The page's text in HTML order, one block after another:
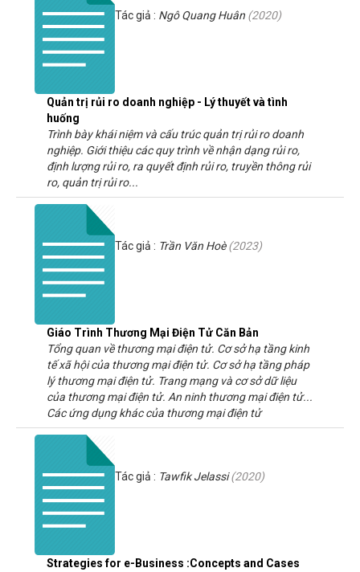
Quản trị rủi ro doanh nghiệp - Lý thuyết và tình
huống
Tác giả : Ngô Quang Huân (2020)
Trình bày khái niệm và cấu trúc quản trị rủi ro doanh
nghiệp. Giới thiệu các quy trình về nhận dạng rủi ro,
định lượng rủi ro, ra quyết định rủi ro, truyền thông rủi
ro, quản trị rủi ro...
Giáo Trình Thương Mại Điện Tử Căn Bản
Tác giả : Trần Văn Hoè(2023)
Tổng quan về thương mại điện tử. Cơ sở hạ tầng kinh
tế xã hội của thương mại điện tử. Cơ sở hạ tầng pháp
lý thương mại điện tử. Trang mạng và cơ sở dữ liệu
của thương mại điện tử. An ninh thương mại điện tử...
Các ứng dụng khác của thương mại điện tử
Strategies for e-Business :Concepts and Cases
Tác giả : Tawfik Jelassi(2020)